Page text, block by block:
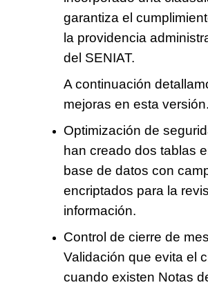
garantiza el
la providencia
del SENIAT.
A continuación
mejoras en esta versión.
Optimización de
han creado dos tablas
base de datos con
encriptados para la
información.
Control de cierre de
Validación que evita el
cuando existen Notas